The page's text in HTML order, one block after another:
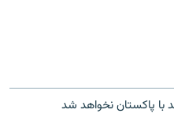
با پاکستان نخواهد شد